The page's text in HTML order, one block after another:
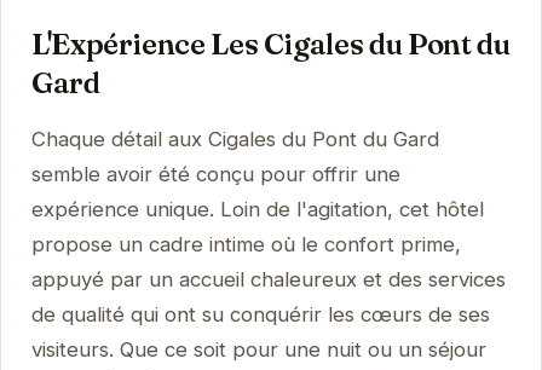
L'Expérience Les Cigales du Pont du
Gard
Chaque détail aux Cigales du Pont du Gard
semble avoir été conçu pour offrir une
expérience unique. Loin de l'agitation, cet hôtel
propose un cadre intime où le confort prime,
appuyé par un accueil chaleureux et des services
de qualité qui ont su conquérir les cœurs de ses
visiteurs. Que ce soit pour une nuit ou un séjour